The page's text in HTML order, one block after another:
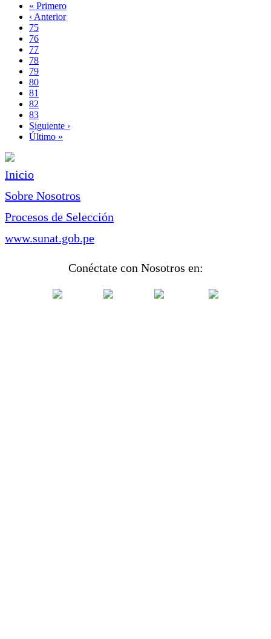
Paginación
Primera
página
« Primero
Página
anterior
‹ Anterior
Page
75
Page
76
Page
77
Page
78
Página
actual
79
Page
80
Page
81
Page
82
Page
83
Siguiente
página
Siguiente ›
Última
Último »
Inicio
Sobre Nosotros
Procesos de Selección
www.sunat.gob.pe
Conéctate con Nosotros en: